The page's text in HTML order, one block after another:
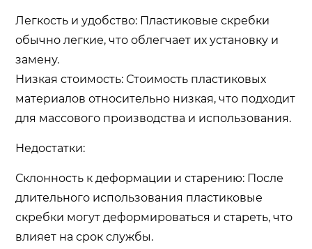
Легкость и удобство: Пластиковые скребки
обычно легкие, что облегчает их установку и
замену.
Низкая стоимость: Стоимость пластиковых
материалов относительно низкая, что подходит
для массового производства и использования.
Недостатки:
Склонность к деформации и старению: После
длительного использования пластиковые
скребки могут деформироваться и стареть, что
влияет на срок службы.